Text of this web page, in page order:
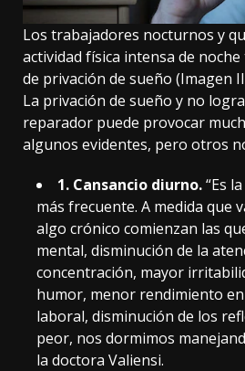
Los trabajadores nocturnos y
actividad física intensa de
de privación de sueño (Imagen
La privación de sueño y no
reparador puede provocar
algunos evidentes, pero otros
1. Cansancio diurno.“Es
más frecuente. A medida que
algo crónico comienzan las
mental, disminución de la
concentración, mayor
humor, menor rendimiento en
laboral, disminución de los
peor, nos dormimos
la doctora Valiensi.